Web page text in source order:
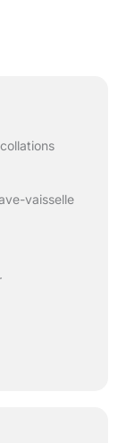
vaisselle